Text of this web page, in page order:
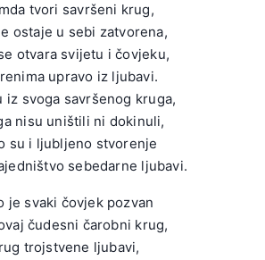
tvori savršeni krug,
ostaje u sebi zatvorena,
otvara svijetu i čovjeku,
upravo iz ljubavi.
iz svoga savršenog kruga,
nisu uništili ni dokinuli,
su i ljubljeno stvorenje
sebedarne ljubavi.
je svaki čovjek pozvan
čudesni čarobni krug,
trojstvene ljubavi,